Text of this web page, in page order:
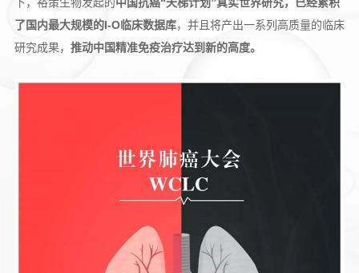
下，裕策生物发起的中国抗癌“天梯计划”真实世界研究，已经累积
了国内最大规模的I-O临床数据库，并且将产出一系列高质量的临床
研究成果， 推动中国精准免疫治疗达到新的高度。